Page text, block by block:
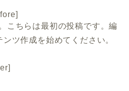
こちらは最初の投稿です。編
ツ作成を始めてください。